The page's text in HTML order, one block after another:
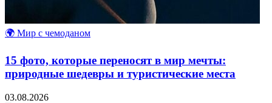
🌍 Мир с чемоданом
15 фото, которые переносят в мир мечты:
природные шедевры и туристические места
03.08.2026